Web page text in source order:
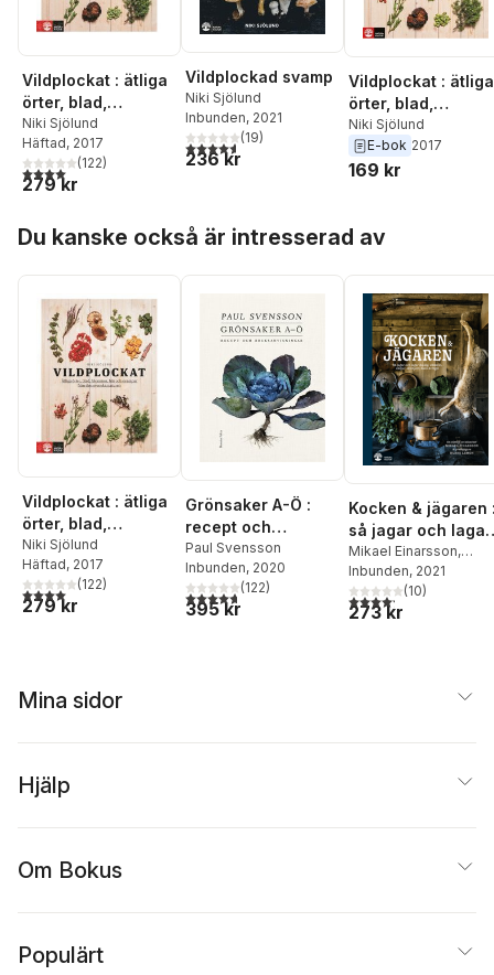
Vildplockat : ätliga
örter, blad,
blommor, bär och
svampar från den
svenska naturen
Niki Sjölund
Häftad, 2017
4,0utav 5 stjärnor. Totalt antal röster:
(122)
279 kr
Vildplockad svamp
Niki Sjölund
Inbunden, 2021
4,6utav 5 stjärnor. Totalt antal röster:
(19)
236 kr
Vildplockat : ätliga
örter, blad,
blommor, bär och
svampar från den
svenska naturen
Niki Sjölund
E-bok 2017
169 kr
Du kanske också är intresserad av
Vildplockat : ätliga
örter, blad,
blommor, bär och
svampar från den
svenska naturen
Niki Sjölund
Häftad, 2017
4,0utav 5 stjärnor. Totalt antal röster:
(122)
279 kr
Grönsaker A-Ö :
recept och
bruksanvisning
Paul Svensson
Inbunden, 2020
4,7utav 5 stjärnor. Totalt antal röster:
(122)
395 kr
Kocken & jägaren
så jagar och lagar
du älg, vildsvin,
rådjur, dovhjort,
hare och fågel
Mikael Einarsson,
Hubbe Lemon
Inbunden, 2021
4,2utav 5 stjärnor.
(10)
273 kr
Mina sidor
Hjälp
Om Bokus
Populärt